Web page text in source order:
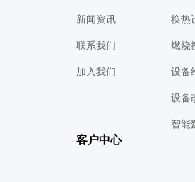
新闻资讯
联系我们
加入我们
换热
燃烧
设备
设备
智能
客户中心